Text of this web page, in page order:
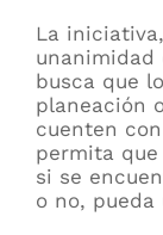
La
unanimidad
busca que
planeación
cuenten
permita
si se
o no, pueda